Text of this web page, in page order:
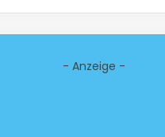
- Anzeige -